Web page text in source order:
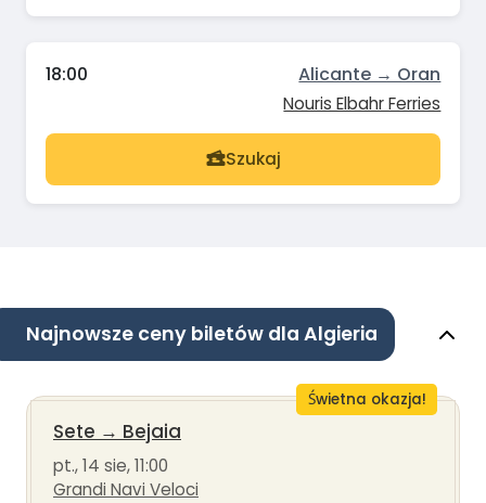
18:00 Alicante → Oran
Nouris Elbahr Ferries
Szukaj
Najnowsze ceny biletów dla Algieria
Świetna okazja!
Sete → Bejaia
pt., 14 sie, 11:00
Grandi Navi Veloci